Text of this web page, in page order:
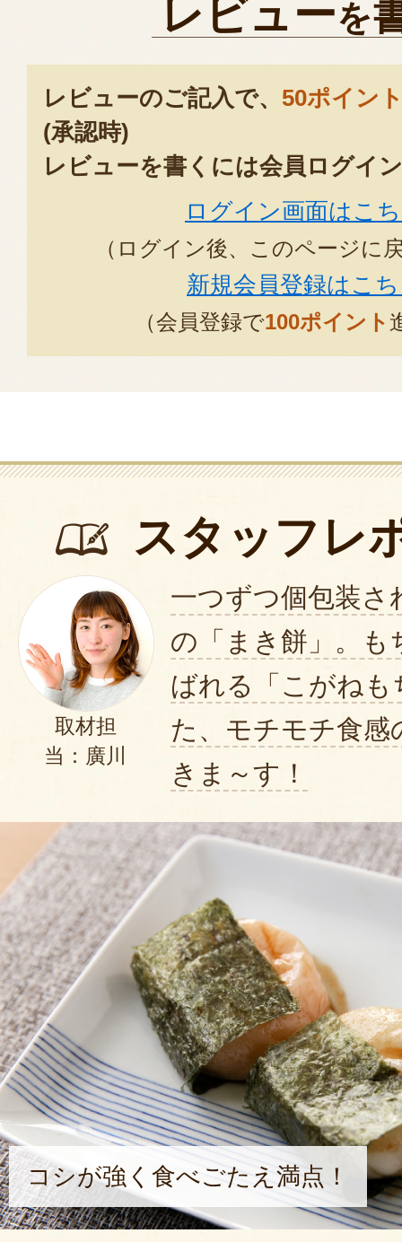
建物の上棟式でのまき餅として利
購入前の対応もとても丁寧で、か
装でとても満足しました。
お餅、美味しくいただきました。
部署内でもとても評判が良く、社
この度は、ありがとうございまし
2023年12
この度はご購入ありがとうござ
この度のご注文まことにありが
2023年12月
レビューを
レビューのご記入で、 50ポイン
(承認時)
レビューを書くには会員ログイ
ログイン画面はこ
（ログイン後、このページに
新規会員登録はこ
（会員登録で100ポイント
スタッフレ
取材担
当：廣川
一つずつ個包装さ
の「まき餅」。も
ばれる「こがねも
た、モチモチ食感
きま～す！
コシが強く食べごたえ満点！